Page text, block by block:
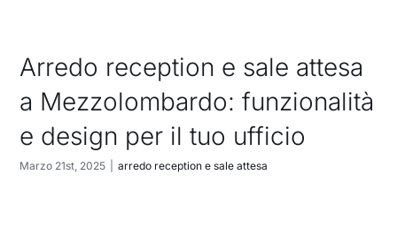
Arredo reception e sale attesa
a Mezzolombardo: funzionalità
e design per il tuo ufficio
Marzo 21st, 2025 arredo reception e sale attesa